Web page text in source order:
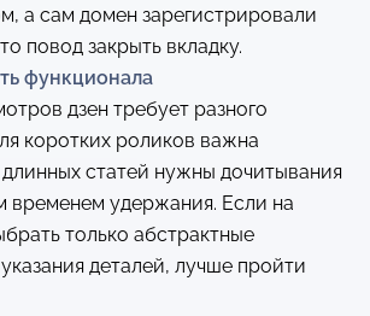
а сам домен зарегистрировали
повод закрыть вкладку.
функционала
дзен требует разного
коротких роликов важна
длинных статей нужны дочитывания
временем удержания. Если на
только абстрактные
деталей, лучше пройти